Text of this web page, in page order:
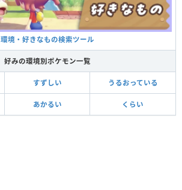
環境・好きなもの検索ツール
好みの環境別ポケモン一覧
すずしい うるおっている
あかるい くらい